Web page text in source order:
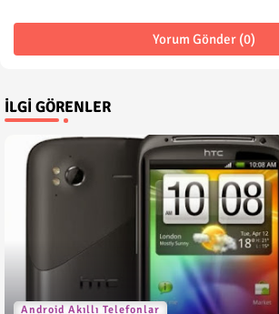
Yorum Gönder (0)
İLGI GÖRENLER
Android Akıllı Telefonlar